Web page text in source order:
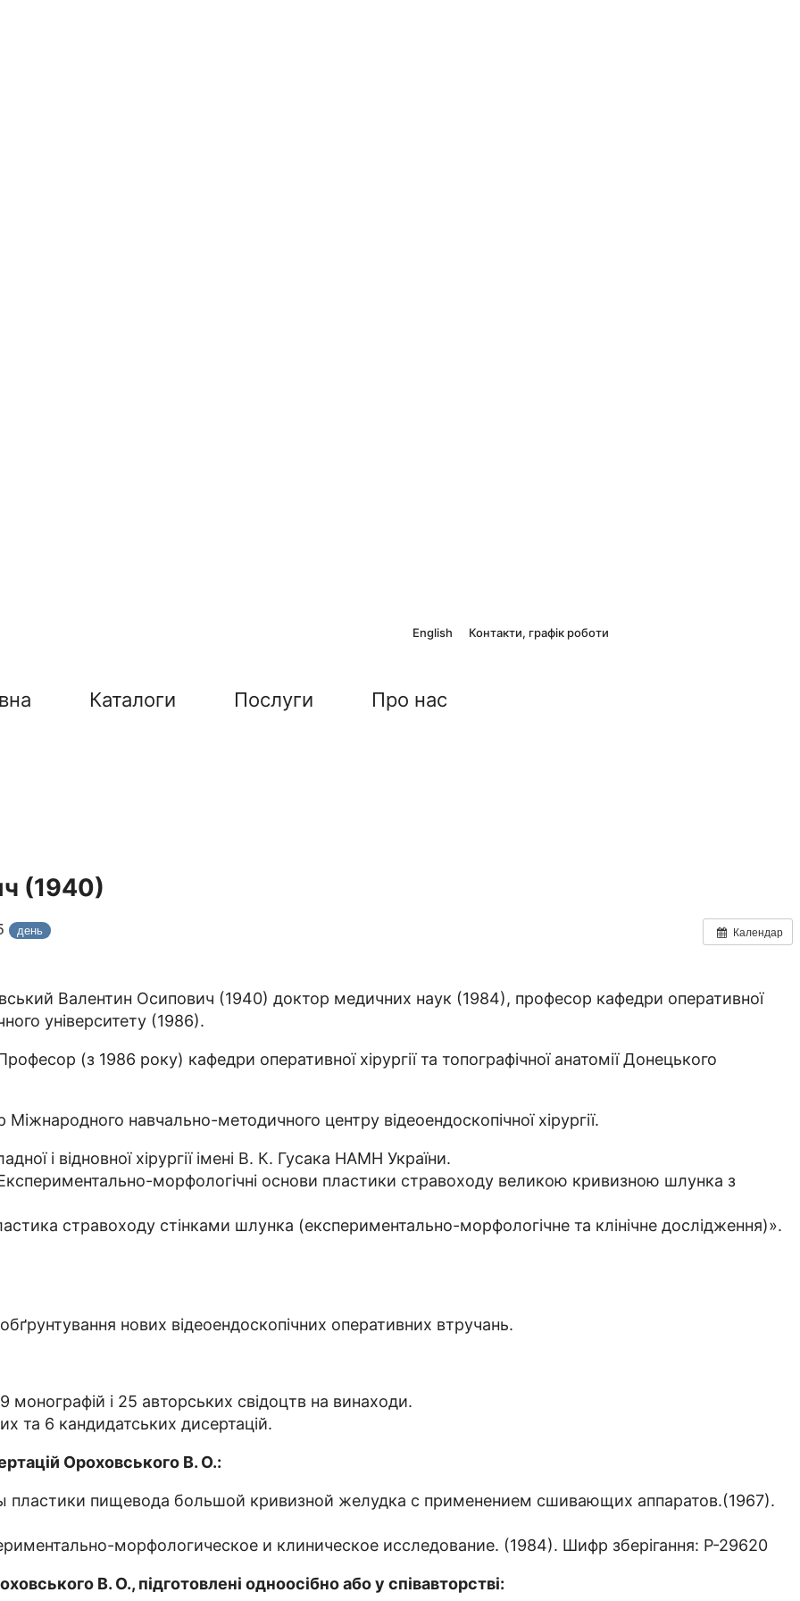
English Контакти, графік роботи
Каталоги Послуги Про нас
(1940)
Календар
день
Валентин Осипович (1940) доктор медичних наук (1984), професор кафедри оперативної
університету (1986).
(з 1986 року) кафедри оперативної хірургії та топографічної анатомії Донецького
навчально-методичного центру відеоендоскопічної хірургії.
і відновної хірургії імені В. К. Гусака НАМН України.
морфологічні основи пластики стравоходу великою кривизною шлунка з
стравоходу стінками шлунка (експериментально-морфологічне та клінічне дослідження)».
нових відеоендоскопічних оперативних втручань.
і 25 авторських свідоцтв на винаходи.
та 6 кандидатських дисертацій.
Ороховського В. О.:
пластики пищевода большой кривизной желудка с применением сшивающих аппаратов.(1967).
морфологическое и клиническое исследование. (1984). Шифр зберігання: Р-29620
В. О., підготовлені одноосібно або у співавторстві: